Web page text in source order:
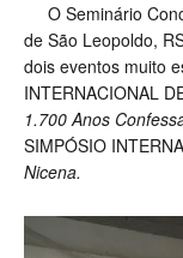
O Seminário
de São Leopoldo,
dois eventos muito
INTERNACIONAL
1.700 Anos
SIMPÓSIO
Nicena.